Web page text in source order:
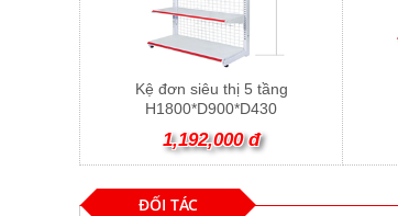
Kệ đơn siêu thị 5 tầng
H1800*D900*D430
1,192,000 đ
ĐỐI TÁC